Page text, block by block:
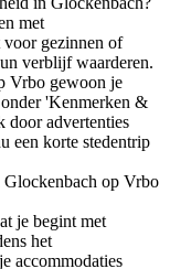
met
voor gezinnen of
verblijf waarderen.
Vrbo gewoon je
onder 'Kenmerken &
door advertenties
een korte stedentrip
op Vrbo
je begint met
het
accommodaties